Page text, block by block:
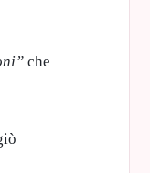
che